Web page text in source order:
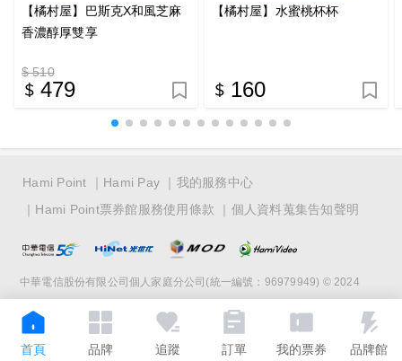
首頁 品牌 追蹤 訂單 我的票券 品牌館
【橘村屋】巴斯克X和風芝麻
香濃醇厚雙享
$ 510
479
【橘村屋】水蜜桃杯杯
160
Hami Point Hami Pay
我的服務中心
Hami Point票券館服務使用條款
個人資料蒐集告知聲明
中華電信股份有限公司個人家庭分公司(統一編號：96979949) © 2024